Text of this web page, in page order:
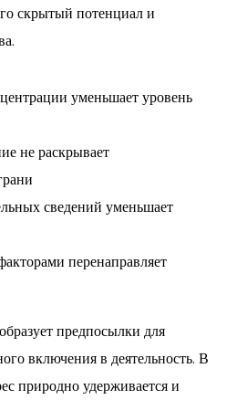
скрытый потенциал и
уменьшает уровень
не раскрывает
сведений уменьшает
перенаправляет
предпосылки для
включения в деятельность. В
природно удерживается и